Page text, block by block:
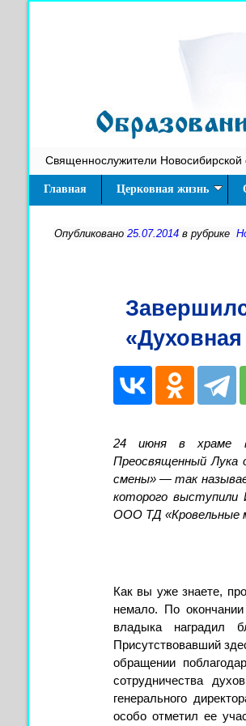
Священнослужители Новосибирской
Главная Церковная жизнь
Опубликовано 25.07.2014 в рубрике
24 июня в храме в
Преосвященный Лука
смены» — так
которого выступили
ООО ТД «Кровельные
Как вы уже знаете,
немало. По
владыка наградил
Присутствовавший
обращении
сотрудничества
генерального
особо отметил ее